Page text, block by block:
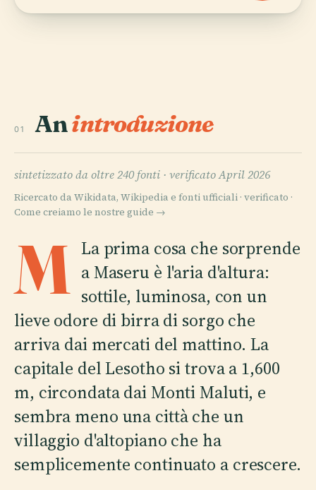
01 Anintroduzione
sintetizzato da oltre 240 fonti · verificato April 2026
Ricercato da Wikidata, Wikipedia e fonti ufficiali · verificato ·
Come creiamo le nostre guide →
M La prima cosa che sorprende
a Maseru è l'aria d'altura:
sottile, luminosa, con un
lieve odore di birra di sorgo che
arriva dai mercati del mattino. La
capitale del Lesotho si trova a 1,600
m, circondata dai Monti Maluti, e
sembra meno una città che un
villaggio d'altopiano che ha
semplicemente continuato a crescere.